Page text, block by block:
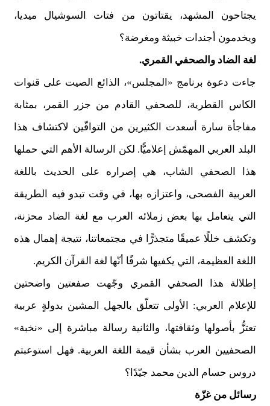
يجتاحون المشهد، يقتاتون من فتات السوشيال ميديا،
ويخدمون أجندات خبيثة ومغرضة؟
لغة الضاد والصحفي القمري.
جاءت دعوة برنامج «المجلس»، الذائع الصيت على قنوات
الكاس القطرية، للصحفي القادم من جزر القمر، بمثابة
مفاجأة سارة أسعدت الكثيرين من التواقّين لاكتشاف هذا
البلد العربي المهمّش إعلاميًّا. لكن الرسالة الأهم التي حملها
هذا الصحفي الشاب، هي إصراره على الحديث باللغة
العربية الفصحى، واعتزازه بها، في وقت تبدو فيه الطريقة
التي يتعامل بها بعض زملائه العرب مع لغة الضاد محزنة،
وتكشف خللًا عميقًا متجذرًّا في مجتمعاتنا، نتيجة إهمال هذه
اللغة العظيمة، التي يكفيها شرفًا أنّها لغة القرآن الكريم.
إطلالة هذا الصحفي القمري وجّهت صفعتين واضحتين
للإعلام العربي: الأولى تتعلّق بالجهل المشين بدولةٍ عربية
تعتزُّ بأصولها وثقافتها، والثانية رسالة مباشرة إلى «نخبة»
الصحفيين العرب بشأن قيمة اللغة العربية. فهل استوعبتم
دروس حسام الدين محمد جيّدًا؟
رسائل من غزّة